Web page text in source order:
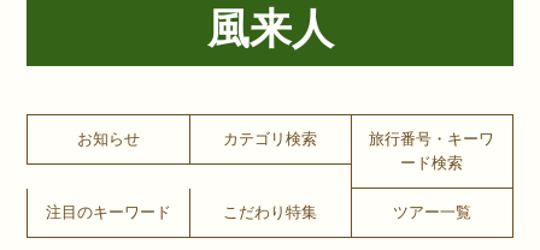
風来人
お知らせ カテゴリ検索
旅行番号・キーワ
ード検索
注目のキーワード こだわり特集 ツアー一覧